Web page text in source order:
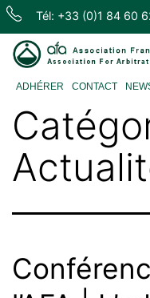
Skip
content
Tél: +33 (0)1 84 60
d'Arbitrage
ADHÉRER CONTACT